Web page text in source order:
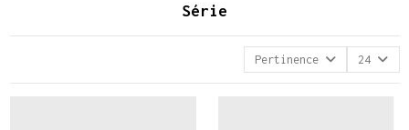
Série
Pertinence 24